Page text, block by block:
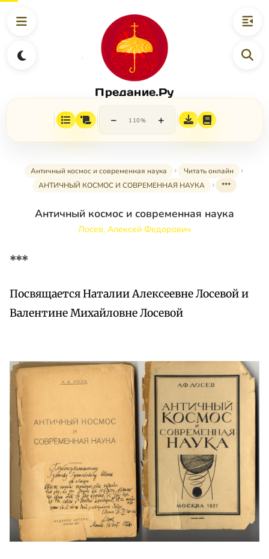
Предание.Ру
− 110% +
Античный космос и современная наука
Читать онлайн
АНТИЧНЫЙ КОСМОС И СОВРЕМЕННАЯ НАУКА
***
Античный космос и современная наука
Лосев, Алексей Федорович
***
Посвящается Наталии Алексеевне Лосевой и
Валентине Михайловне Лосевой